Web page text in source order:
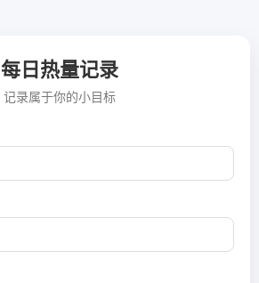
每日热量记录
记录属于你的小目标